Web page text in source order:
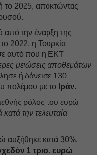
το 2025, αποκτώντας
την έναρξη της
2022, η Τουρκία
αυτό που η ΕΚΤ
μειώσεις αποθεμάτων
ή δάνεισε 130
πολέμου με το Ιράν.
ρόλος του ευρώ
την τελευταία
αυξήθηκε κατά 30%,
1 τρισ. ευρώ